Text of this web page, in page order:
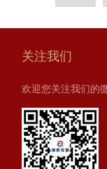
关注我们
欢迎您关注我们的